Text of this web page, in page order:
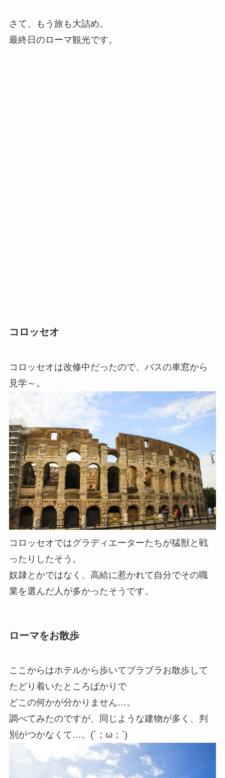
さて、もう旅も大詰め。
最終日のローマ観光です。
コロッセオ
コロッセオは改修中だったので、バスの車窓から
見学～。
コロッセオではグラディエーターたちが猛獣と戦
ったりしたそう。
奴隷とかではなく、高給に惹かれて自分でその職
業を選んだ人が多かったそうです。
ローマをお散歩
ここからはホテルから歩いてブラブラお散歩して
たどり着いたところばかりで
どこの何かが分かりません…。
調べてみたのですが、同じような建物が多く、判
別がつかなくて…。(´；ω；`)